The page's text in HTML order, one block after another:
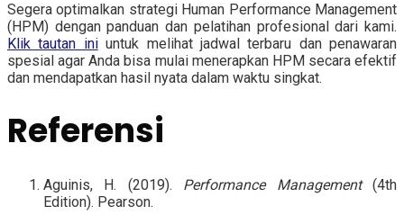
Segera optimalkan strategi Human Performance Management
(HPM) dengan panduan dan pelatihan profesional dari kami.
Klik tautan iniuntuk melihat jadwal terbaru dan penawaran
spesial agar Anda bisa mulai menerapkan HPM secara efektif
dan mendapatkan hasil nyata dalam waktu singkat.
Referensi
Aguinis, H. (2019). Performance Management(4th
Edition). Pearson.